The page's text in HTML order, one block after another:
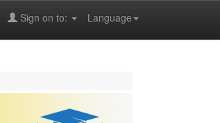
Language
Sign on to: